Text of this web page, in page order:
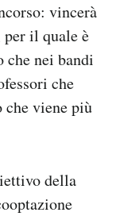
vincerà
il quale è
nei bandi
che
che viene più
della